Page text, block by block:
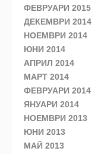
ФЕВРУАРИ 2015
ДЕКЕМВРИ 2014
НОЕМВРИ 2014
ЮНИ 2014
АПРИЛ 2014
МАРТ 2014
ФЕВРУАРИ 2014
ЯНУАРИ 2014
НОЕМВРИ 2013
ЮНИ 2013
МАЙ 2013